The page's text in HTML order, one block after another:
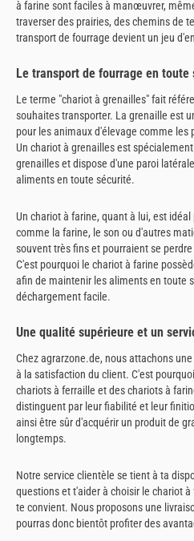
à farine sont faciles à manœuvrer,
traverser des prairies, des chemins de
transport de fourrage devient un jeu
Le transport de fourrage en
Le terme "chariot à grenailles" fait
souhaites transporter. La grenaille est
pour les animaux d'élevage comme les
Un chariot à grenailles est
grenailles et dispose d'une paroi
aliments en toute sécurité.
Un chariot à farine, quant à lui, est
comme la farine, le son ou d'autres
souvent très fins et pourraient se
C'est pourquoi le chariot à farine
afin de maintenir les aliments en toute
déchargement facile.
Une qualité supérieure et un
Chez agrarzone.de, nous attachons
à la satisfaction du client. C'est
chariots à ferraille et des chariots à
distinguent par leur fiabilité et leur
ainsi être sûr d'acquérir un produit de
longtemps.
Notre service clientèle se tient à ta
questions et t'aider à choisir le chariot
te convient. Nous proposons une
pourras donc bientôt profiter des